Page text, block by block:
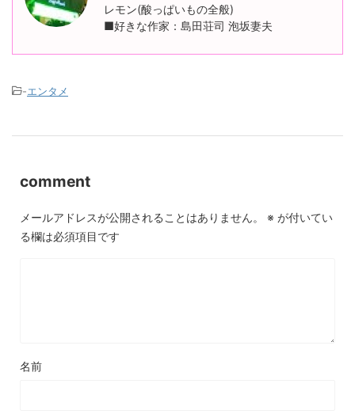
レモン(酸っぱいもの全般)
■好きな作家：島田荘司 泡坂妻夫
-エンタメ
comment
メールアドレスが公開されることはありません。 ※ が付いてい
る欄は必須項目です
名前